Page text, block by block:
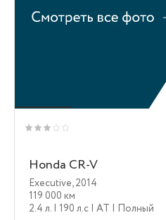
Honda CR-V
Executive,2014
119 000 км
2.4 л. | 190 л.c | AT | Полный